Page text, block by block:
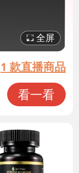
全屏
1 款直播商品
看一看